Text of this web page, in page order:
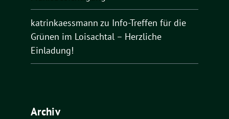
katrinkaessmann zu Info-Treffen für die
Grünen im Loisachtal – Herzliche
Einladung!
Archiv